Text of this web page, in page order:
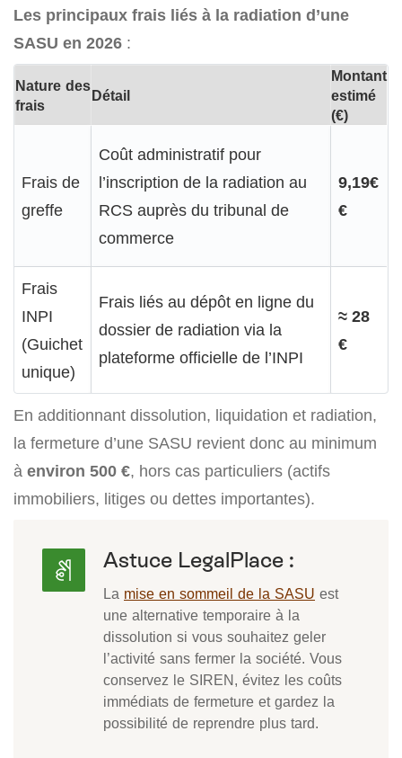
Les principaux frais liés à la radiation d’une
SASU en 2026 :
Nature des
frais
Détail
Montant
estimé
(€)
Frais de
greffe
Coût administratif pour
l’inscription de la radiation au
RCS auprès du tribunal de
commerce
9,19€
€
Frais
INPI
(Guichet
unique)
Frais liés au dépôt en ligne du
dossier de radiation via la
plateforme officielle de l’INPI
≈ 28
€
En additionnant dissolution, liquidation et radiation,
la fermeture d’une SASU revient donc au minimum
à environ 500 €, hors cas particuliers (actifs
immobiliers, litiges ou dettes importantes).
Astuce LegalPlace :
La mise en sommeil de la SASU est
une alternative temporaire à la
dissolution si vous souhaitez geler
l’activité sans fermer la société. Vous
conservez le SIREN, évitez les coûts
immédiats de fermeture et gardez la
possibilité de reprendre plus tard.